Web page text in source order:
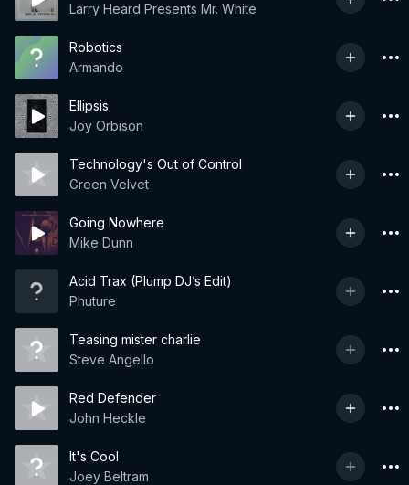
Larry Heard Presents Mr. White
Robotics
Armando
Ellipsis
Joy Orbison
Technology's Out of Control
Green Velvet
Going Nowhere
Mike Dunn
Acid Trax (Plump DJ’s Edit)
Phuture
Teasing mister charlie
Steve Angello
Red Defender
John Heckle
It's Cool
Joey Beltram